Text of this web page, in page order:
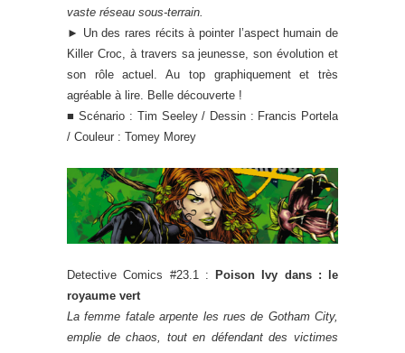
vaste réseau sous-terrain.
► Un des rares récits à pointer l’aspect humain de
Killer Croc, à travers sa jeunesse, son évolution et
son rôle actuel. Au top graphiquement et très
agréable à lire. Belle découverte !
■ Scénario : Tim Seeley / Dessin : Francis Portela
/ Couleur : Tomey Morey
Detective Comics #23.1 :
Poison Ivy dans : le
royaume vert
La femme fatale arpente les rues de Gotham City,
emplie de chaos, tout en défendant des victimes